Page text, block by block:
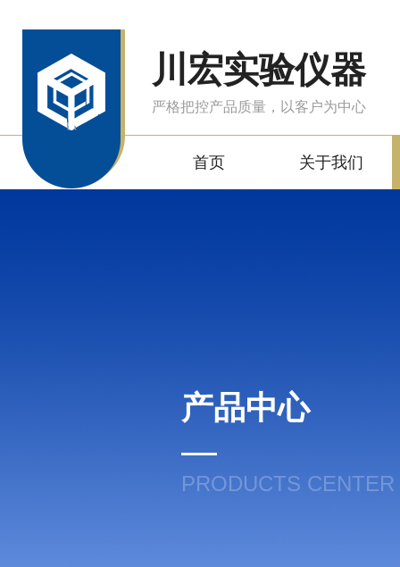
川宏实验仪器
严格把控产品质量，以客户为中心
首页 关于我们
产品中心
PRODUCTS CENTER